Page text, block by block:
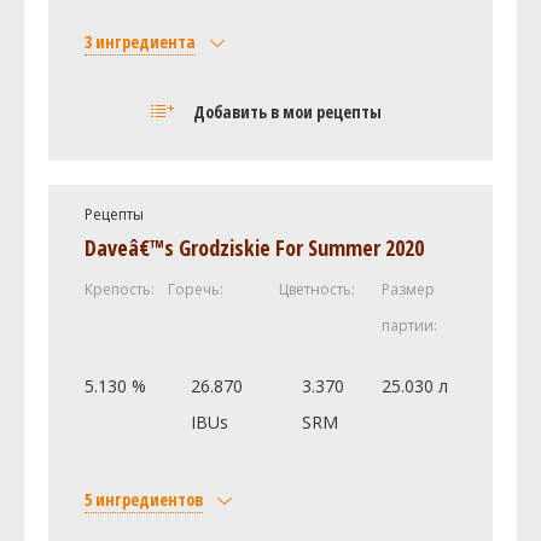
Добавить в мои рецепты
3 ингредиента
Liquid Malt Extract - Wheat
Дрожжи
Рецепты
Daveâ€™s Grodziskie For Summer 2020
Крепость: Горечь: Цветность:
Размер
партии:
5.130 %
26.870
IBUs
3.370
SRM
25.030 л
5 ингредиентов